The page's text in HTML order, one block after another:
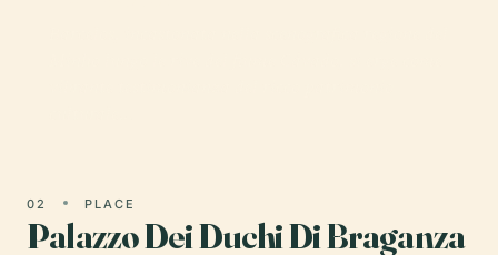
02 PLACE
Palazzo Dei Duchi Di Braganza